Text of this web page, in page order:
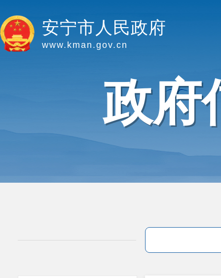
安宁市人民政府
www.kman.gov.cn
政府